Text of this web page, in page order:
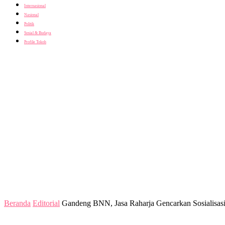
Internasional
Nasional
Politik
Sosial & Budaya
Profile Tokoh
Beranda Editorial Gandeng BNN, Jasa Raharja Gencarkan